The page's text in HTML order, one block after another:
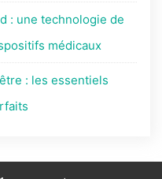
: une technologie de
médicaux
: les essentiels